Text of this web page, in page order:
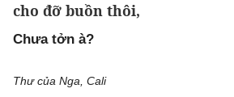
cho đỡ buồn thôi,
Chưa tởn à?
Thư của Nga, Cali